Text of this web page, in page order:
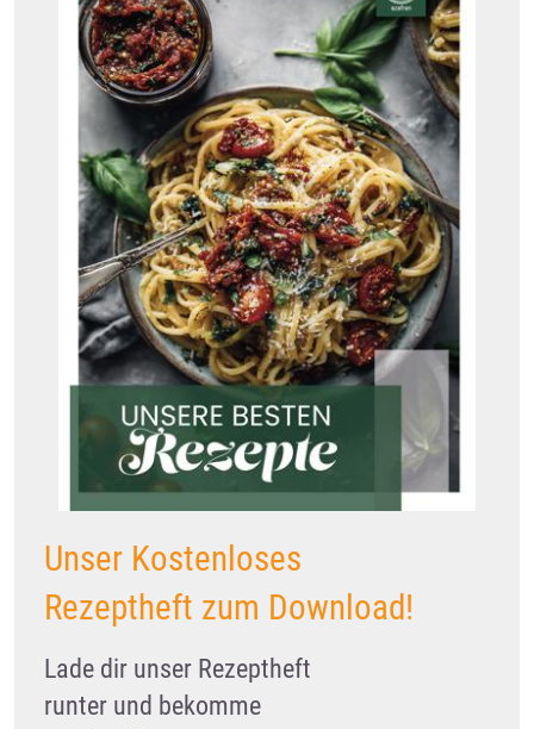
Unser Kostenloses
Rezeptheft zum Download!
Lade dir unser Rezeptheft
runter und bekomme